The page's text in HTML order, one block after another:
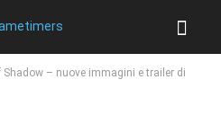
Shadow – nuove immagini e trailer di